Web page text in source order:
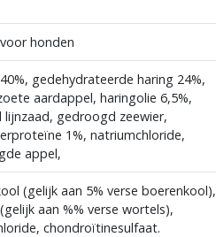
honden
gedehydrateerde haring 24%,
aardappel, haringolie 6,5%,
gedroogd zeewier,
1%, natriumchloride,
appel,
(gelijk aan 5% verse boerenkool),
aan %% verse wortels),
chondroïtinesulfaat.